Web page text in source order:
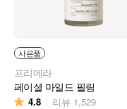
사은품
프리메라
페이셜 마일드 필링
4.8 리뷰 1,529